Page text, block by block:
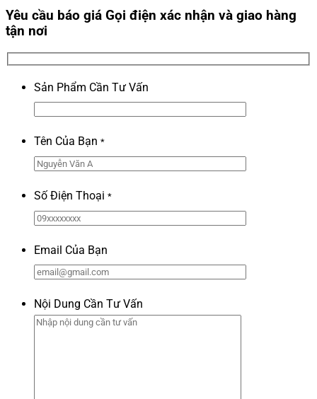
Yêu cầu báo giá Gọi điện xác nhận và giao hàng
tận nơi
Sản Phẩm Cần Tư Vấn
Tên Của Bạn *
Số Điện Thoại *
Email Của Bạn
Nội Dung Cần Tư Vấn